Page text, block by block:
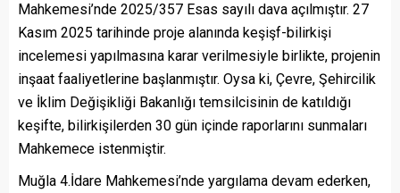
Mahkemesi’nde 2025/357 Esas sayılı dava açılmıştır. 27
Kasım 2025 tarihinde proje alanında keşişf-bilirkişi
incelemesi yapılmasına karar verilmesiyle birlikte, projenin
inşaat faaliyetlerine başlanmıştır. Oysa ki, Çevre, Şehircilik
ve İklim Değişikliği Bakanlığı temsilcisinin de katıldığı
keşifte, bilirkişilerden 30 gün içinde raporlarını sunmaları
Mahkemece istenmiştir.
Muğla 4.İdare Mahkemesi’nde yargılama devam ederken,